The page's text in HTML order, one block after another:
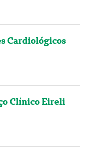
Cardiológicos
Clínico Eireli